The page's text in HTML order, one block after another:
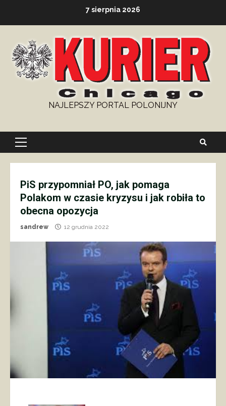
7 sierpnia 2026
NAJLEPSZY PORTAL POLONIJNY
Primary
PiS przypomniał PO, jak pomaga
Polakom w czasie kryzysu i jak robiła to
obecna opozycja
sandrew 12 grudnia 2022